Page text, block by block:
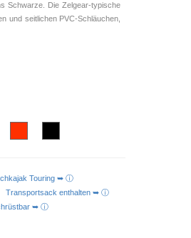
Schwarze. Die Zelgear-typische
und seitlichen PVC-Schläuchen,
WÄHLEN
Touring ➥ ⓘ
Transportsack enthalten ➥ ⓘ
➥ ⓘ